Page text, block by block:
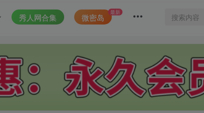
秀人网合集 微密岛 最新